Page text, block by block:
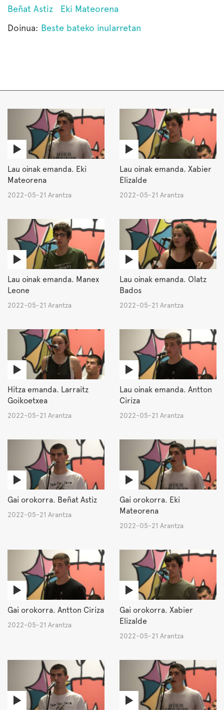
Beñat Astiz
Eki Mateorena
Doinua: Beste bateko inularretan
Lau oinak emanda. Eki
Mateorena
2022-05-21 Arantza
Lau oinak emanda. Xabier
Elizalde
2022-05-21 Arantza
Lau oinak emanda. Manex
Leone
2022-05-21 Arantza
Lau oinak emanda. Olatz
Bados
2022-05-21 Arantza
Hitza emanda. Larraitz
Goikoetxea
2022-05-21 Arantza
Lau oinak emanda. Antton
Ciriza
2022-05-21 Arantza
Gai orokorra. Beñat Astiz
2022-05-21 Arantza
Gai orokorra. Eki
Mateorena
2022-05-21 Arantza
Gai orokorra. Antton Ciriza
2022-05-21 Arantza
Gai orokorra. Xabier
Elizalde
2022-05-21 Arantza